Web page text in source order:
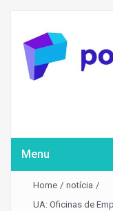
Menu
Home / notícia /
UA: Oficinas de